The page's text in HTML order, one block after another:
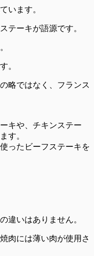
います。
テーキが語源です。
。
略ではなく、フランス
キや、チキンステー
す。
ったビーフステーキを
違いはありません。
肉には薄い肉が使用さ